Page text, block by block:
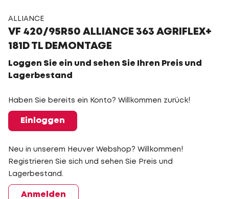
ALLIANCE
VF 420/95R50 ALLIANCE 363 AGRIFLEX+
181D TL DEMONTAGE
Loggen Sie ein und sehen Sie Ihren Preis und
Lagerbestand
Haben Sie bereits ein Konto? Willkommen zurück!
Einloggen
Neu in unserem Heuver Webshop? Willkommen!
Registrieren Sie sich und sehen Sie Preis und
Lagerbestand.
Anmelden